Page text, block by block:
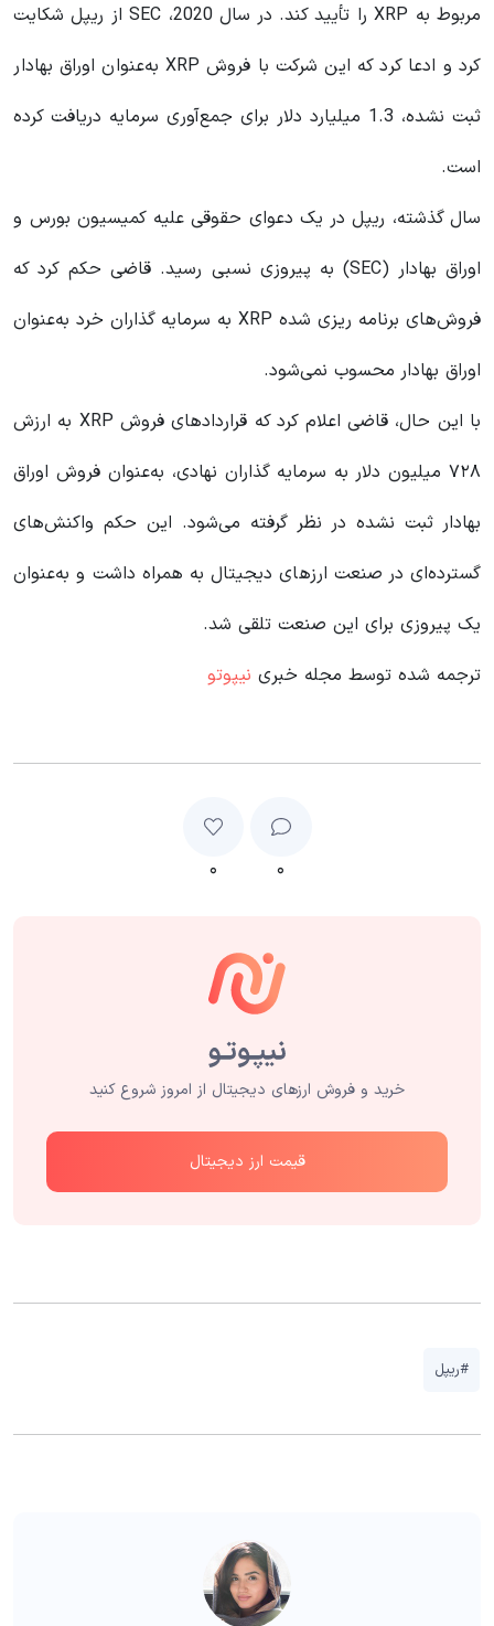
مربوط به XRP را تأیید کند. در سال 2020، SEC از ریپل شکایت
کرد و ادعا کرد که این شرکت با فروش XRP به‌عنوان اوراق بهادار
ثبت‌ نشده، 1.3 میلیارد دلار برای جمع‌آوری سرمایه دریافت کرده
است.
سال گذشته، ریپل در یک دعوای حقوقی علیه کمیسیون بورس و
اوراق بهادار (SEC) به پیروزی نسبی رسید. قاضی حکم کرد که
فروش‌های برنامه‌ ریزی‌ شده XRP به سرمایه‌ گذاران خرد به‌عنوان
اوراق بهادار محسوب نمی‌شود.
با این حال، قاضی اعلام کرد که قراردادهای فروش XRP به ارزش
۷۲۸ میلیون دلار به سرمایه‌ گذاران نهادی، به‌عنوان فروش اوراق
بهادار ثبت‌ نشده در نظر گرفته می‌شود. این حکم واکنش‌های
گسترده‌ای در صنعت ارزهای دیجیتال به همراه داشت و به‌عنوان
یک پیروزی برای این صنعت تلقی شد.
ترجمه شده توسط مجله خبری نیپوتو
۰ ۰
خرید و فروش ارزهای دیجیتال از امروز شروع کنید
قیمت ارز دیجیتال
#ریپل